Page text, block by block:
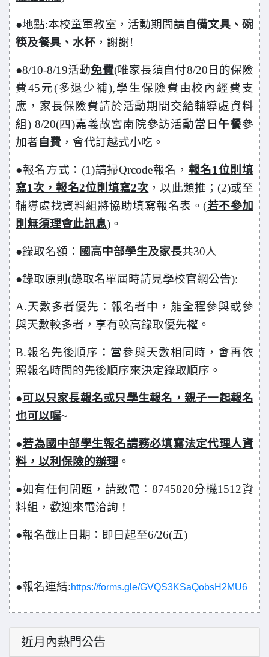
●地點:本校童軍教室，活動期間請自備文具、碗
筷及餐具、水杯 ，謝謝!
●8/10-8/19活動免費(唯家長須自付8/20日的保險
費45元(多退少補),學生保險費由校內經費支
應，家長保險費請於活動期間交給輔導處資料
組) 8/20(四)嘉義故宮南院參訪活動當日 午餐參
加者自費 ，會代訂越式小吃。
●報名方式：(1)請掃Qrcode報名， 報名1位則填
寫1次，報名2位則填寫2次 ，以此類推；(2)或至
輔導處找資料組將協助填寫報名表。(若不參加
則無須理會此訊息)。
●錄取名額： 國高中部學生及家長共30人
●錄取原則(錄取名單屆時請見學校官網公告):
A.天數多者優先：報名者中，能全程參與或參
與天數較多者，享有較高錄取優先權。
B.報名先後順序：當參與天數相同時，會再依
照報名時間的先後順序來決定錄取順序。
●可以只家長報名或只學生報名，親子一起報名
也可以喔~
●若為國中部學生報名請務必填寫法定代理人資
料，以利保險的辦理 。
●如有任何問題，請致電：8745820分機1512資
料組，歡迎來電洽詢！
●報名截止日期：即日起至6/26(五)
●報名連結:https://forms.gle/GVQS3KSaQobsH2MU6
近月內熱門公告